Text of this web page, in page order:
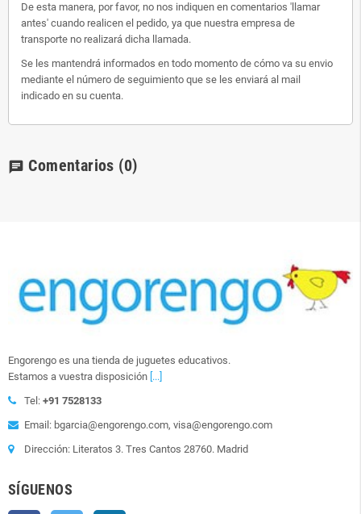
De esta manera, por favor, no nos indiquen en comentarios 'llamar
antes' cuando realicen el pedido, ya que nuestra empresa de
transporte no realizará dicha llamada.
Se les mantendrá informados en todo momento de cómo va su envio
mediante el número de seguimiento que se les enviará al mail
indicado en su cuenta.
chat Comentarios (0)
Engorengo es una tienda de juguetes educativos.
Estamos a vuestra disposición [...]
Tel: +91 7528133
Email: bgarcia@engorengo.com, visa@engorengo.com
Dirección: Literatos 3. Tres Cantos 28760. Madrid
SÍGUENOS